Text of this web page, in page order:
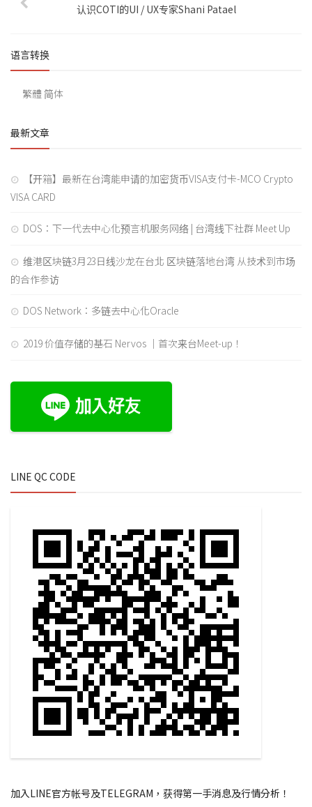
认识COTI的UI / UX专家Shani Patael
语言转换
繁體 简体
最新文章
【开箱】最新在台湾能申请的加密货币VISA支付卡-MCO Crypto
VISA CARD
DOS：下一代去中心化预言机服务网络 | 台湾线下社群 Meet Up
维港区块链3月23日线沙龙在台北 区块链落地台湾 从技术到市场
的合作参访
DOS Network：多链去中心化Oracle
2019 价值存储的基石 Nervos ｜首次来台Meet-up！
LINE QC CODE
加入LINE官方帐号及TELEGRAM，获得第一手消息及行情分析！